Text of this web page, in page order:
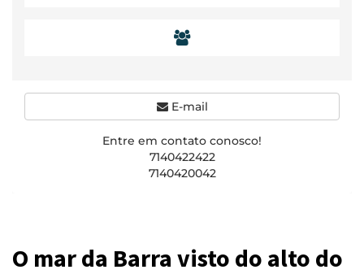
O mar da Barra visto do alto do
E-mail
Entre em contato conosco!
7140422422
7140420042